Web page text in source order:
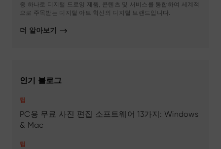
중 하나로 디지털 드로잉 제품, 콘텐츠 및 서비스를 통합하여 세계적
으로 주목받는 디지털 아트 혁신의 디지털 브랜드입니다.
더 알아보기
인기 블로그
팁
PC용 무료 사진 편집 소프트웨어 13가지: Windows
& Mac
팁